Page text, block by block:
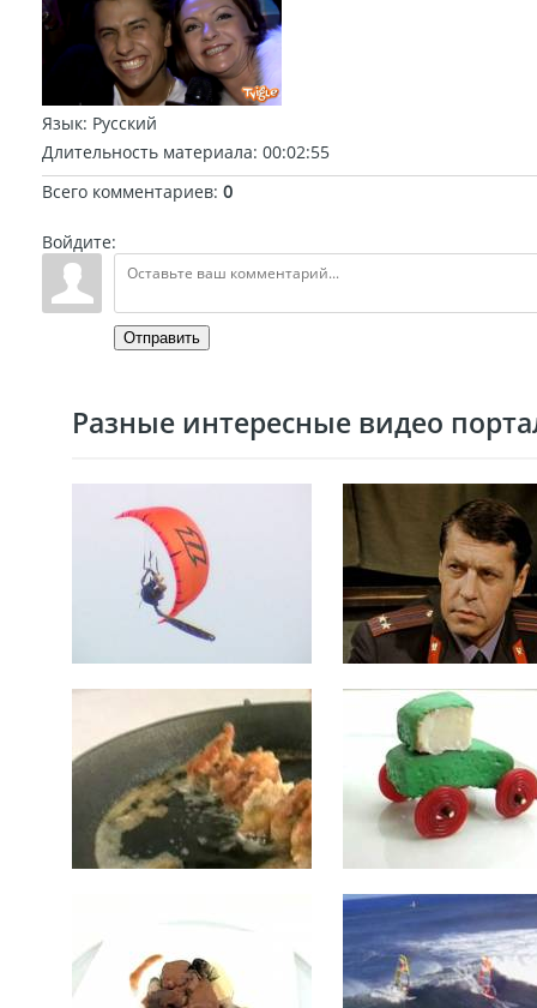
Язык: Русский
Длительность материала: 00:02:55
Всего комментариев: 0
Войдите:
Отправить
Разные интересные видео